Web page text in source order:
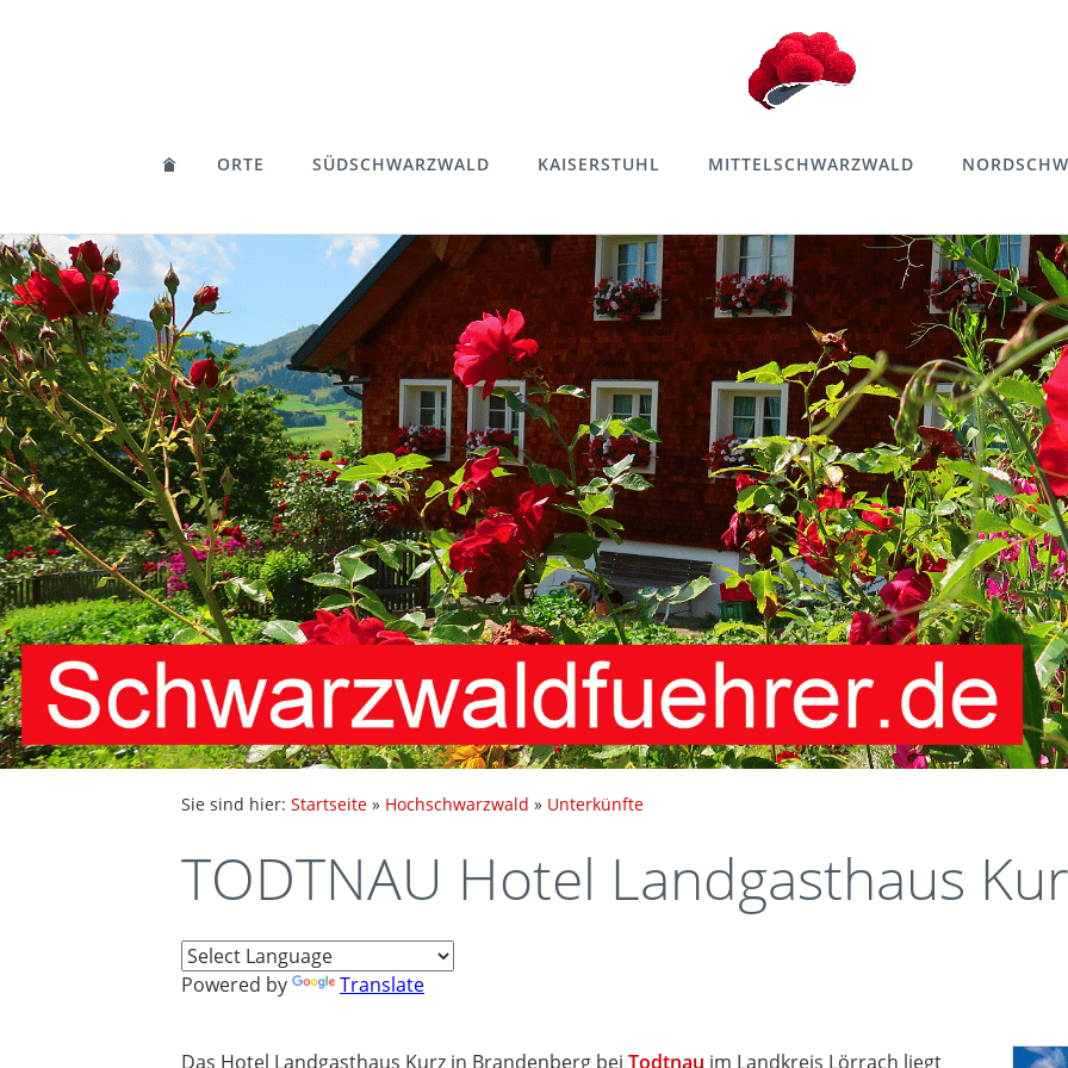
ORTE SÜDSCHWARZWALD KAISERSTUHL MITTELSCHWARZWALD
Sie sind hier: Startseite » Hochschwarzwald » Unterkünfte
TODTNAU Hotel Landgasthaus
Powered by Translate
Das Hotel Landgasthaus Kurz in Brandenberg bei Todtnau im Landkreis Lörrach liegt